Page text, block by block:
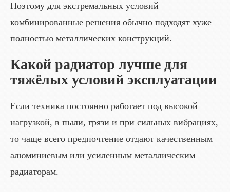
Поэтому для экстремальных условий
комбинированные решения обычно подходят хуже
полностью металлических конструкций.
Какой радиатор лучше для
тяжёлых условий эксплуатации
Если техника постоянно работает под высокой
нагрузкой, в пыли, грязи и при сильных вибрациях,
то чаще всего предпочтение отдают качественным
алюминиевым или усиленным металлическим
радиаторам.